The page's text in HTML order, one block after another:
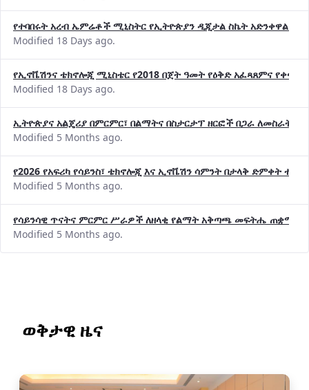
የተባበሩት አረብ ኤምሬቶች ሚኒስትር የኢትዮጵያን ዲጂታል ስኬት አድንቀዋል
Modified 18 Days ago.
የኢኖቬሽንና ቴክኖሎጂ ሚኒስቴር የ2018 በጀት ዓመት የዕቅድ አፈጻጸምና
Modified 18 Days ago.
ኢትዮጵያና አልጄሪያ በምርምር፣ በልማትና በስታርታፕ ዘርፎች በጋራ ለመስራት
Modified 5 Months ago.
የ2026 የአፍሪካ የሳይንስ፣ ቴክኖሎጂ እና ኢኖቬሽን ሳምንት በታላቅ ድምቀት
Modified 5 Months ago.
የሳይንሳዊ ጥናትና ምርምር ሥራዎች ለዘላቂ የልማት አቅጣጫ መፍትሔ ጠቋሚ
Modified 5 Months ago.
ወቅታዊ ዜና